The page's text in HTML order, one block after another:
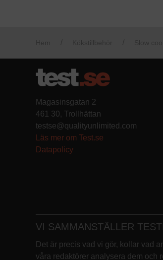
Magasinsgatan 2
461 30, Trollhättan
testse@qualityunlimited.com
Läs mer om Test.se
Datapolicy
VI SAMMANSTÄLLER
Det är precis vad vi gör, kollar vad
våra redaktörer analysera dem och